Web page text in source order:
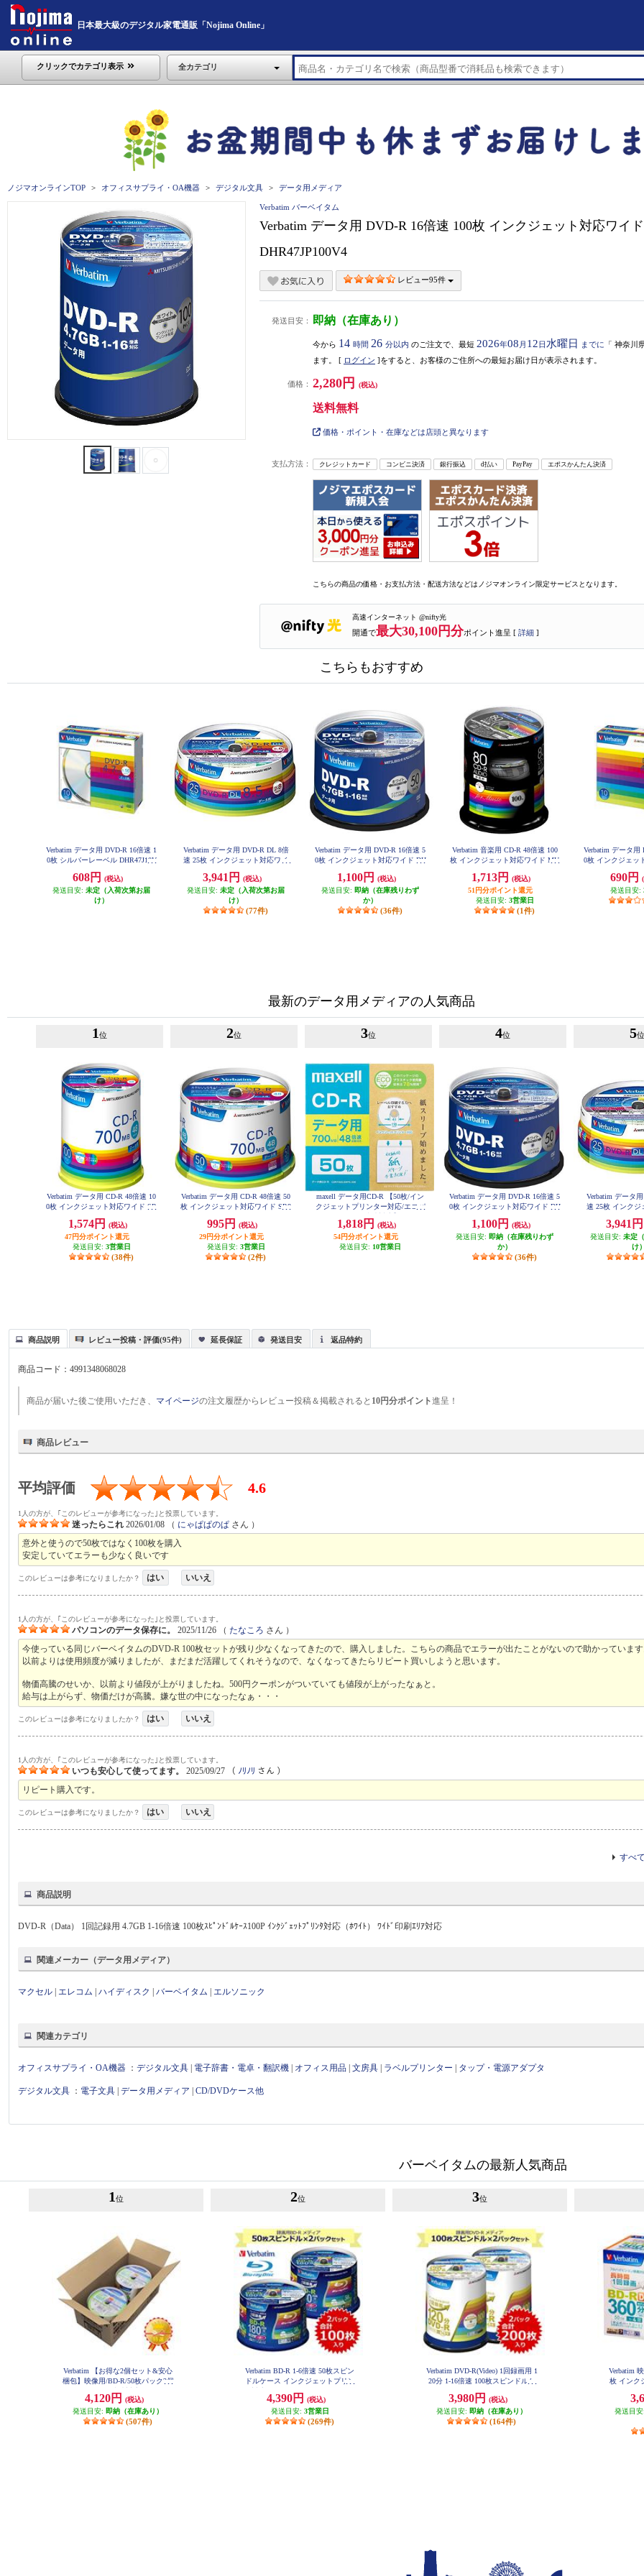
日本最大級のデジタル家電通販「Nojima Online」
クリックでカテゴリ表示 全カテゴリ
ノジマオンラインTOP オフィスサプライ・OA機器 デジタル文具 データ用メディア
Verbatim バーベイタム
Verbatim データ用 DVD-R 16倍速 100枚 インクジェット対応ワイド
DHR47JP100V4
レビュー95件
発送目安： 即納（在庫あり）
今から 14 時間 26 分以内 のご注文で、最短 2026年08 月 12日 水曜日 までに 「 神奈川
ます。 [ ログイン ]をすると、お客様のご住所への最短お届け日が表示されます。
価格： 2,280円 (税込)
送料無料
価格・ポイント・在庫などは店頭と異なります
支払方法： クレジットカード コンビニ決済 銀行振込 d払い PayPay エポスかんたん決済
こちらの商品の価格・お支払方法・配送方法などはノジマオンライン限定サービスとなります。
高速インターネット @nifty光
開通で最大30,100円分ポイント進呈 [ 詳細 ]
こちらもおすすめ
Verbatim データ用 DVD-R 16倍速 1
0枚 シルバーレーベル DHR47J10V
608円
(税込)
発送目安: 未定（入荷次第お届
け）
Verbatim データ用 DVD-R DL 8倍
速 25枚 インクジェット対応ワイ
3,941円
(税込)
発送目安: 未定（入荷次第お届
け）
(77件)
Verbatim データ用 DVD-R 16倍速 5
0枚 インクジェット対応ワイド DH
1,100円
(税込)
発送目安: 即納（在庫残りわず
か）
(36件)
Verbatim 音楽用 CD-R 48倍速 100
枚 インクジェット対応ワイド MU
1,713円
(税込)
51円分ポイント還元
発送目安: 3営業日
(1件)
Verbatim データ用
0枚 インクジェッ
690円
発送目安:
最新のデータ用メディアの人気商品
1 位
Verbatim データ用 CD-R 48倍速 10
0枚 インクジェット対応ワイド SR
1,574円
(税込)
47円分ポイント還元
発送目安: 3営業日
(38件)
2位
Verbatim データ用 CD-R 48倍速 50
枚 インクジェット対応ワイド SR8
995円
(税込)
29円分ポイント還元
発送目安: 3営業日
(2件)
3位
maxell データ用CD-R 【50枚/イン
クジェットプリンター対応/エコパ
0S-SWPS-50E
1,818円
(税込)
54円分ポイント還元
発送目安: 10営業日
4位
Verbatim データ用 DVD-R 16倍速 5
0枚 インクジェット対応ワイド DH
1,100円
(税込)
発送目安: 即納（在庫残りわず
か）
(36件)
5位
Verbatim データ
速 25枚 インクジ
3,941円
発送目安: 未定
け）
商品説明 レビュー投稿・評価(95件) 延長保証 発送目安 返品特約
商品コード：4991348068028
商品が届いた後ご使用いただき、 マイページの注文履歴からレビュー投稿＆掲載されると 10円分ポイント進呈！
商品レビュー
平均評価 4.6
1人の方が、｢このレビューが参考になった｣と投票しています。
迷ったらこれ 2026/01/08 （ にゃぱぱのぱ さん ）
意外と使うので50枚ではなく100枚を購入
安定していてエラーも少なく良いです
このレビューは参考になりましたか？ はい いいえ
1人の方が、｢このレビューが参考になった｣と投票しています。
パソコンのデータ保存に。 2025/11/26 （たなころ さん ）
今使っている同じバーベイタムのDVD-R 100枚セットが残り少なくなってきたので、購入しました。こちらの商品でエラーが出たことがないので助かっています
以前よりは使用頻度が減りましたが、まだまだ活躍してくれそうなので、なくなってきたらリピート買いしようと思います。
物価高騰のせいか、以前より値段が上がりましたね。500円クーポンがついていても値段が上がったなぁと。
給与は上がらず、物価だけが高騰。嫌な世の中になったなぁ・・・
このレビューは参考になりましたか？ はい いいえ
1人の方が、｢このレビューが参考になった｣と投票しています。
いつも安心して使ってます。 2025/09/27 （ ﾉﾘﾉﾘ さん ）
リピート購入です。
このレビューは参考になりましたか？ はい いいえ
すべ
商品説明
DVD-R（Data） 1回記録用 4.7GB 1-16倍速 100枚ｽﾋﾟﾝﾄﾞﾙｹｰｽ100P ｲﾝｸｼﾞｪｯﾄﾌﾟﾘﾝﾀ対応（ﾎﾜｲﾄ） ﾜｲﾄﾞ印刷ｴﾘｱ対応
関連メーカー（データ用メディア）
マクセル エレコム |ハイディスク |バーベイタム エルソニック
関連カテゴリ
オフィスサプライ・OA機器 ：デジタル文具 電子辞書・電卓・翻訳機 オフィス用品 |文房具 ラベルプリンター タップ・電源アダプタ
デジタル文具 ： 電子文具 |データ用メディア |CD/DVDケース他
バーベイタムの最新人気商品
1 位
Verbatim 【お得な2個セット&安心
梱包】映像用/BD-R/50枚パック2個
ェット対応ワイド VBR130RP50V1
X2
4,120円
(税込)
発送目安: 即納（在庫あり）
(507件)
2位
Verbatim BD-R 1-6倍速 50枚スピン
ドルケース インクジェットプリン
2-ESET
4,390円
(税込)
発送目安: 3営業日
(269件)
3位
Verbatim DVD-R(Video) 1回録画用 1
20分 1-16倍速 100枚スピンドルケ
ESET
3,980円
(税込)
発送目安: 即納（在庫あり）
(164件)
Verbatim
枚 インク
発送目安: